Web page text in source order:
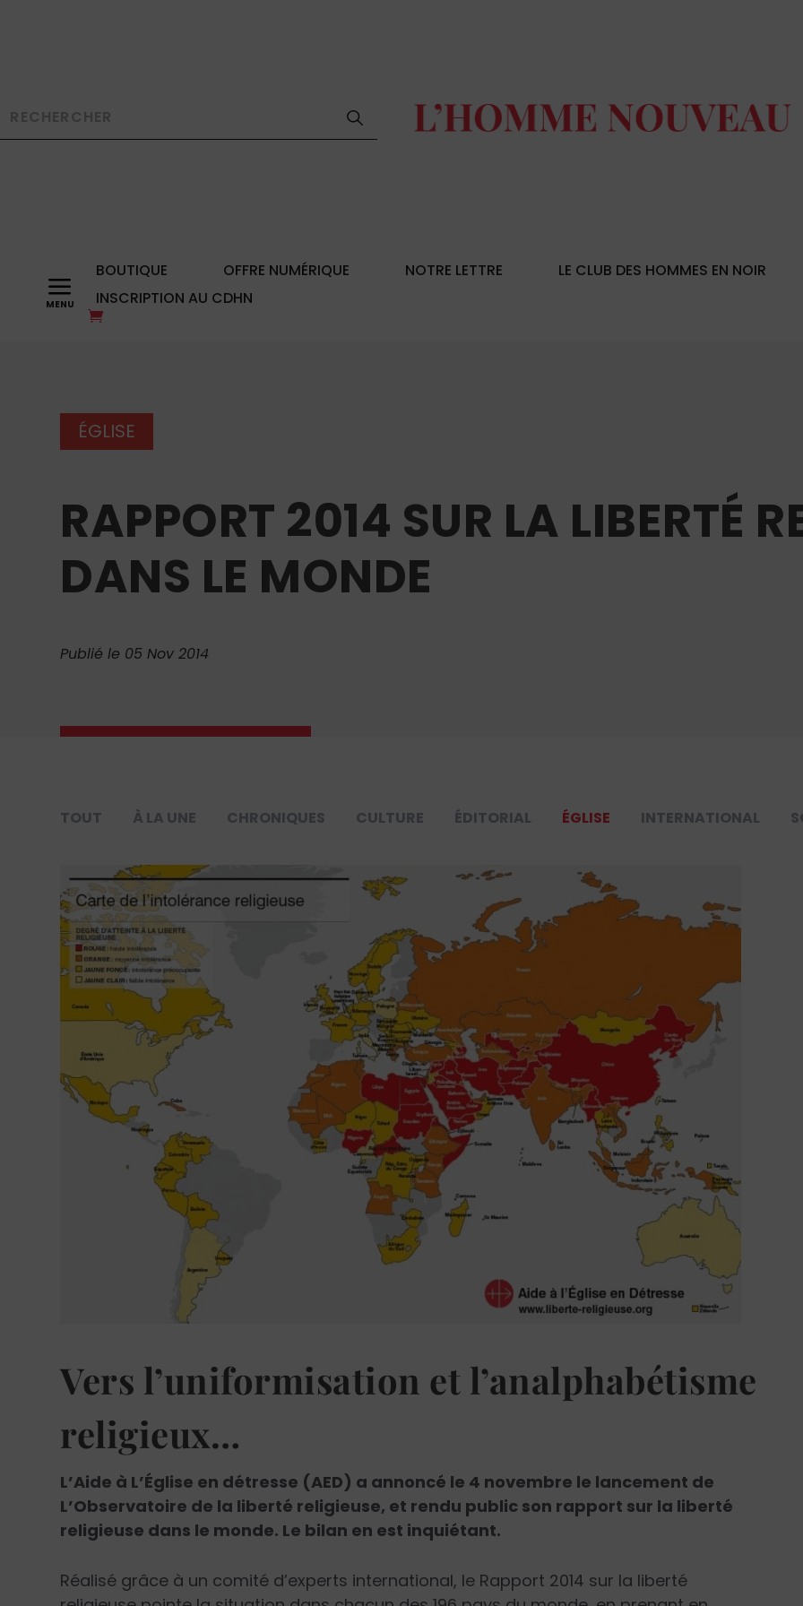
a BOUTIQUE OFFRE NUMÉRIQUE NOTRE LETTRE LE CLUB DES HOMMES EN NOIR
INSCRIPTION AU CDHN
ÉGLISE
RAPPORT 2014 SUR LA LIBERTÉ
DANS LE MONDE
Publié le 05 Nov 2014
TOUT À LA UNE CHRONIQUES CULTURE ÉDITORIAL ÉGLISE INTERNATIONAL
Vers l’uniformisation et l’analphabétisme
religieux…
L’Aide à L’Église en détresse (AED) a annoncé le 4 novembre le lancement de
L’Observatoire de la liberté religieuse, et rendu public son rapport sur la liberté
religieuse dans le monde. Le bilan en est inquiétant.
Réalisé grâce à un comité d’experts international, le Rapport 2014 sur la liberté